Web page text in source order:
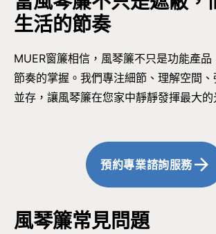
生活的節奏
MUER窗簾相信，風琴簾不只是功能產
節奏的掌握。我們專注細節、理解空間
並存，讓風琴簾在您家中靜靜發揮最大的
預約專業諮詢服務
風琴簾常見問題